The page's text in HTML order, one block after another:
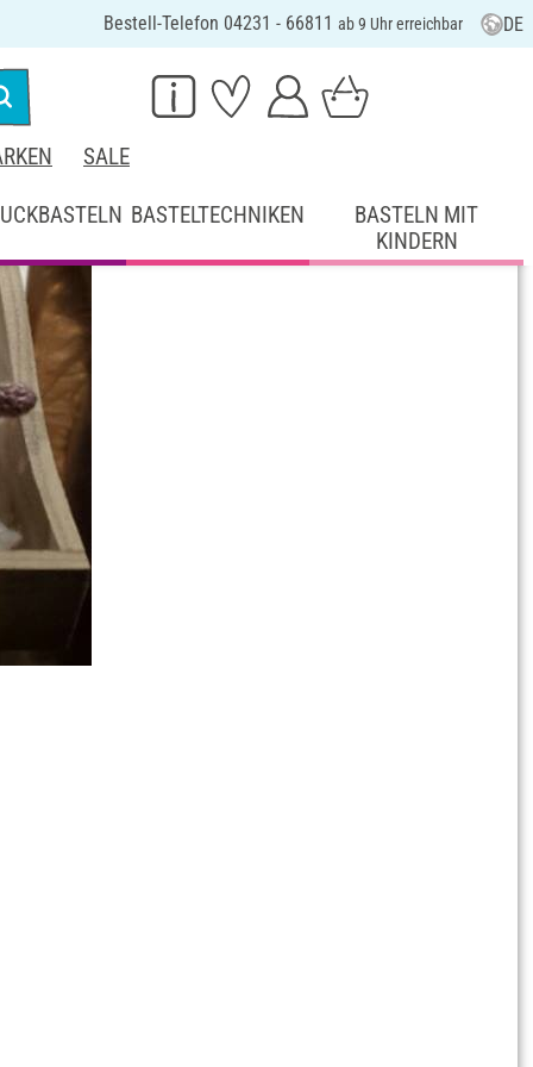
Bestell-Telefon 04231 - 66811 ab 9 Uhr erreichbar DE
SALE
BASTELTECHNIKEN
BASTELN MIT
KINDERN